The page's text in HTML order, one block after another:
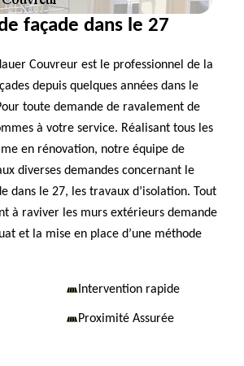
façade dans le 27
Couvreur est le professionnel de la
depuis quelques années dans le
toute demande de ravalement de
à votre service. Réalisant tous les
en rénovation, notre équipe de
diverses demandes concernant le
dans le 27, les travaux d’isolation. Tout
à raviver les murs extérieurs demande
et la mise en place d’une méthode
Intervention rapide
Proximité Assurée